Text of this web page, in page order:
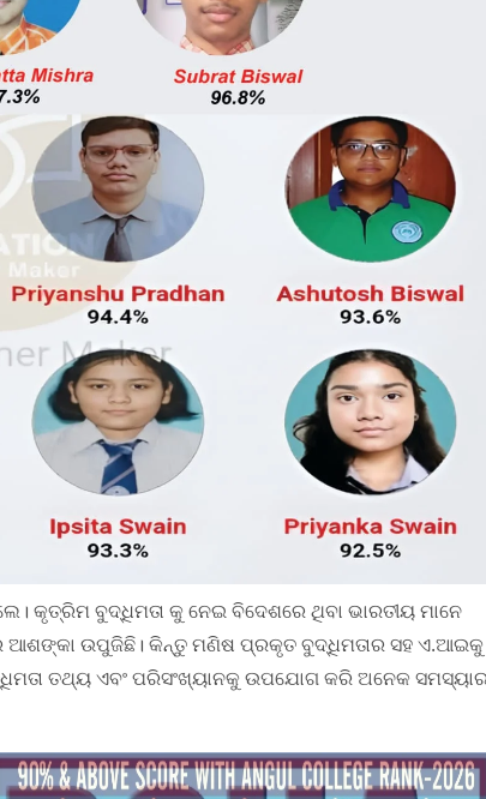
କୃତ୍ରିମ ବୁଦ୍ଧିମତା କୁ ନେଇ ବିଦେଶରେ ଥିବା ଭାରତୀୟ ମାନେ
ଆଶଙ୍କା ଉପୁଜିଛି। କିନ୍ତୁ ମଣିଷ ପ୍ରକୃତ ବୁଦ୍ଧିମତାର ସହ ଏ.ଆଇକୁ
ତଥ୍ୟ ଏବଂ ପରିସଂଖ୍ୟାନକୁ ଉପଯୋଗ କରି ଅନେକ